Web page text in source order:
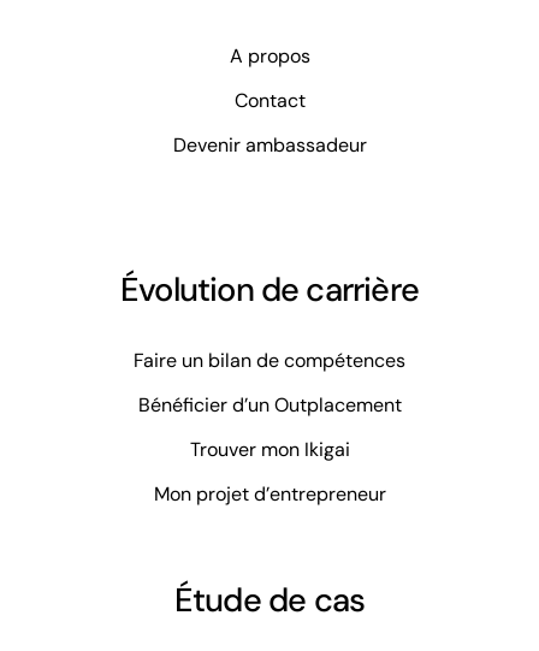
A propos
Contact
Devenir ambassadeur
Évolution de carrière
Faire un bilan de compétences
Bénéficier d’un Outplacement
Trouver mon Ikigai
Mon projet d’entrepreneur
Étude de cas